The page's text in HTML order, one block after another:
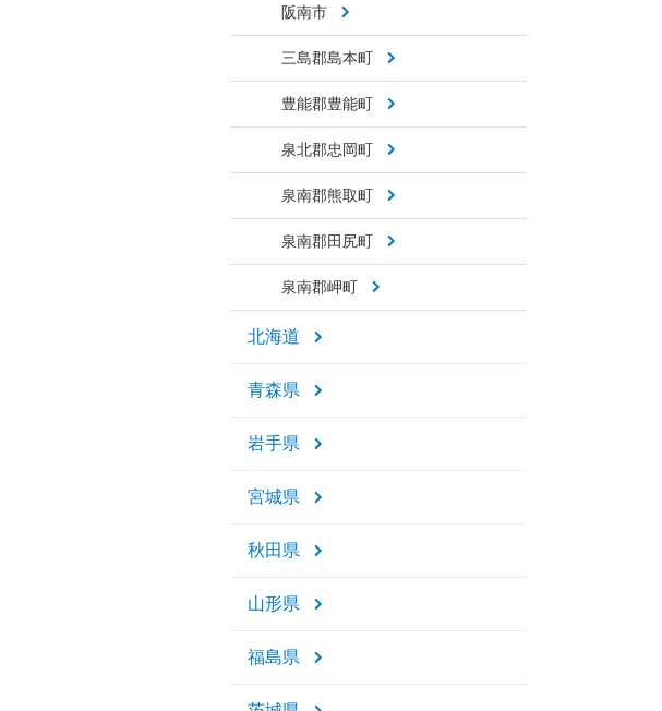
阪南市
三島郡島本町
豊能郡豊能町
泉北郡忠岡町
泉南郡熊取町
泉南郡田尻町
泉南郡岬町
北海道
青森県
岩手県
宮城県
秋田県
山形県
福島県